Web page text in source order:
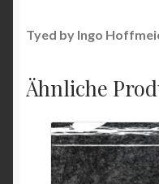
Tyed by Ingo
Ähnliche